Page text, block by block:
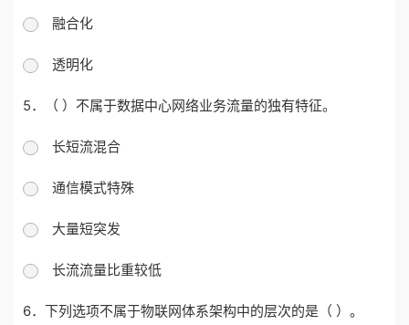
融合化
透明化
5．（ ）不属于数据中心网络业务流量的独有特征。
长短流混合
通信模式特殊
大量短突发
长流流量比重较低
6．下列选项不属于物联网体系架构中的层次的是（ ）。